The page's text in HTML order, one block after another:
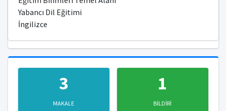
Yabancı Dil Eğitimi
İngilizce
3
MAKALE
1
BİLDİRİ